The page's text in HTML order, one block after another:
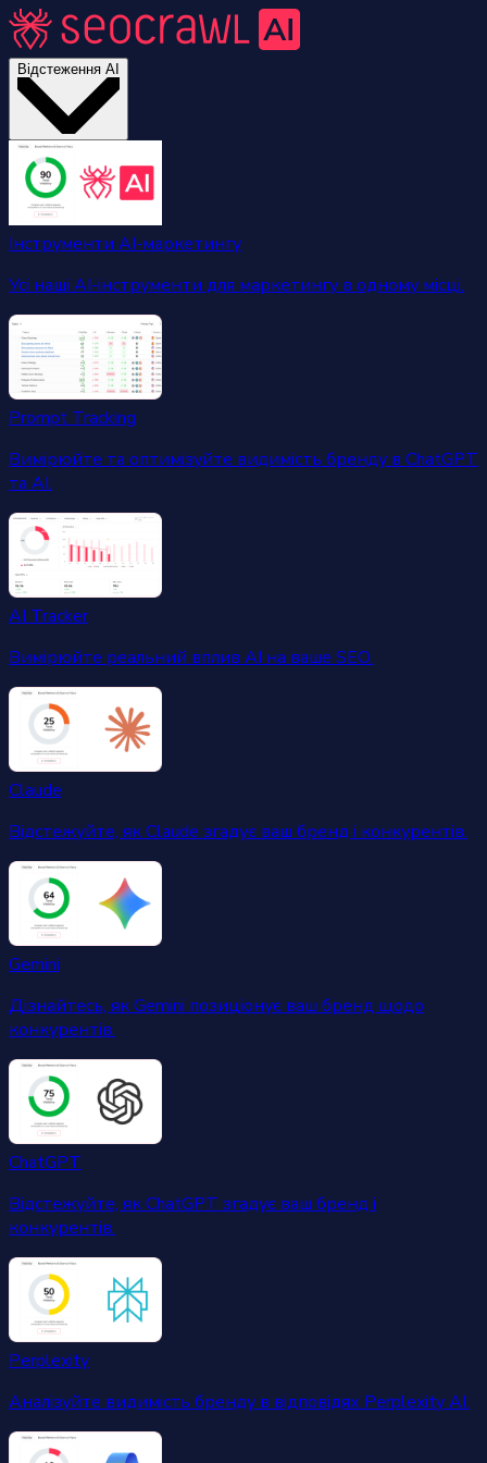
Відстеження AI
Інструменти AI-маркетингу
Усі наші AI-інструменти для маркетингу в одному місці.
Prompt Tracking
Вимірюйте та оптимізуйте видимість бренду в ChatGPT
та AI.
AI Tracker
Вимірюйте реальний вплив AI на ваше SEO.
Claude
Відстежуйте, як Claude згадує ваш бренд і конкурентів.
Gemini
Дізнайтесь, як Gemini позиціонує ваш бренд щодо
конкурентів.
ChatGPT
Відстежуйте, як ChatGPT згадує ваш бренд і
конкурентів.
Perplexity
Аналізуйте видимість бренду в відповідях Perplexity AI.